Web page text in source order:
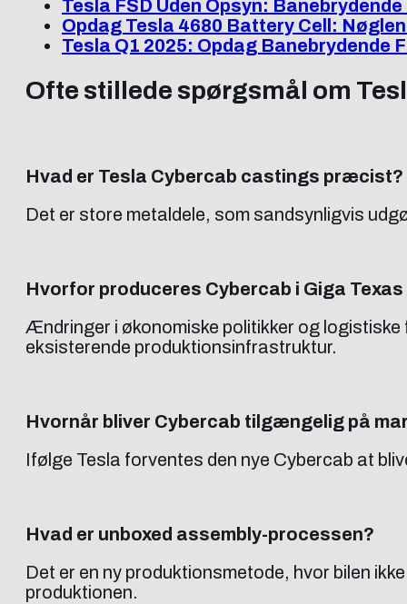
Tesla FSD Uden Opsyn:
Opdag Tesla 4680 Battery Cell:
Tesla Q1 2025: Opdag Banebrydende
Ofte stillede spørgsmål om
Hvad er Tesla Cybercab castings præcist?
Det er store metaldele, som sandsynligvis
Hvorfor produceres Cybercab i Giga
Ændringer i økonomiske politikker og logistiske
eksisterende produktionsinfrastruktur.
Hvornår bliver Cybercab tilgængelig på
Ifølge Tesla forventes den nye Cybercab at
Hvad er unboxed assembly-processen?
Det er en ny produktionsmetode, hvor bilen
produktionen.